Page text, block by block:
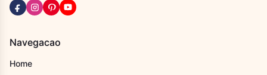
Navegacao
Home